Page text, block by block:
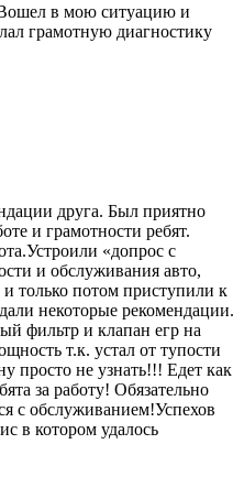
в мою ситуацию и
грамотную диагностику
друга. Был приятно
и грамотности ребят.
«допрос с
и обслуживания авто,
только потом приступили к
некоторые рекомендации.
фильтр и клапан егр на
т.к. устал от тупости
просто не узнать!!! Едет как
за работу! Обязательно
с обслуживанием!Успехов
в котором удалось